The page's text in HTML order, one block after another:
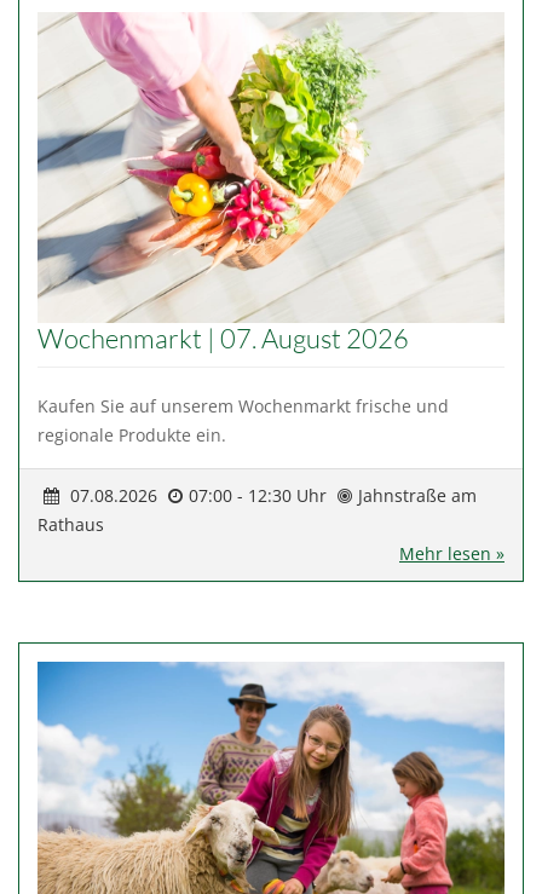
Wochenmarkt | 07. August 2026
Kaufen Sie auf unserem Wochenmarkt frische und
regionale Produkte ein.
07.08.2026 07:00 - 12:30 Uhr
Jahnstraße am
Rathaus
Mehr lesen »